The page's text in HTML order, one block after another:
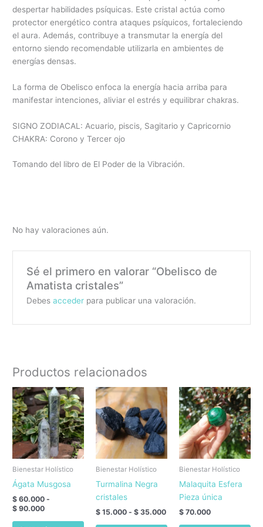
despertar habilidades psíquicas. Este cristal actúa como
protector energético contra ataques psíquicos, fortaleciendo
el aura. Además, contribuye a transmutar la energía del
entorno siendo recomendable utilizarla en ambientes de
energías densas.
La forma de Obelisco enfoca la energía hacia arriba para
manifestar intenciones, aliviar el estrés y equilibrar chakras.
SIGNO ZODIACAL: Acuario, piscis, Sagitario y Capricornio
CHAKRA: Corono y Tercer ojo
Tomando del libro de El Poder de la Vibración.
No hay valoraciones aún.
Sé el primero en valorar “Obelisco de
Amatista cristales”
Debes accederpara publicar una valoración.
Productos relacionados
Bienestar Holístico
Ágata Musgosa
$ 60.000 -
$ 90.000Rango
Este
Bienestar Holístico
Turmalina Negra
cristales
$ 15.000 - $ 35.000Rango
Bienestar Holístico
Malaquita Esfera
Pieza única
$70.000